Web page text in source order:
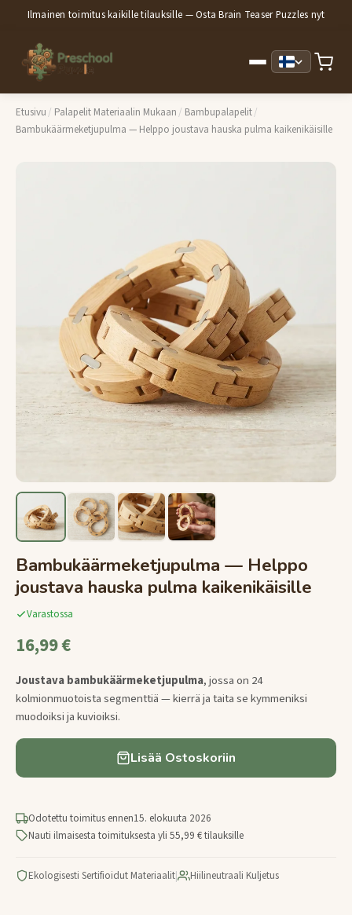
Ilmainen toimitus kaikille tilauksille — Osta Brain Teaser Puzzles nyt
Etusivu / Palapelit Materiaalin Mukaan / Bambupalapelit/
Bambukäärmeketjupulma — Helppo joustava hauska pulma kaikenikäisille
Bambukäärmeketjupulma — Helppo
joustava hauska pulma kaikenikäisille
Varastossa
16,99 €
Joustava bambukäärmeketjupulma, jossa on 24
kolmionmuotoista segmenttiä — kierrä ja taita se kymmeniksi
muodoiksi ja kuvioiksi.
Lisää Ostoskoriin
Odotettu toimitus ennen15. elokuuta 2026
Nauti ilmaisesta toimituksesta yli 55,99 € tilauksille
Ekologisesti Sertifioidut Materiaalit| Hiilineutraali Kuljetus